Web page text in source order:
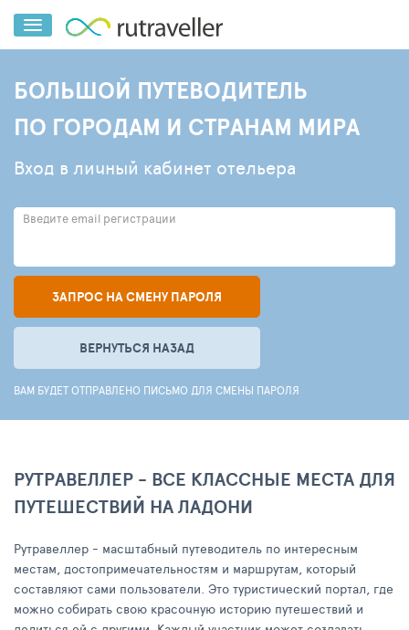
БОЛЬШОЙ ПУТЕВОДИТЕЛЬ
ПО ГОРОДАМ И СТРАНАМ МИРА
Вход в личный кабинет отельера
Введите email регистрации
ЗАПРОС НА СМЕНУ ПАРОЛЯ
ВЕРНУТЬСЯ НАЗАД
ВАМ БУДЕТ ОТПРАВЛЕНО ПИСЬМО ДЛЯ СМЕНЫ ПАРОЛЯ
РУТРАВЕЛЛЕР - ВСЕ КЛАССНЫЕ МЕСТА ДЛЯ
ПУТЕШЕСТВИЙ НА ЛАДОНИ
Рутравеллер - масштабный путеводитель по интересным
местам, достопримечательностям и маршрутам, который
составляют сами пользователи. Это туристический портал, где
можно собирать свою красочную историю путешествий и